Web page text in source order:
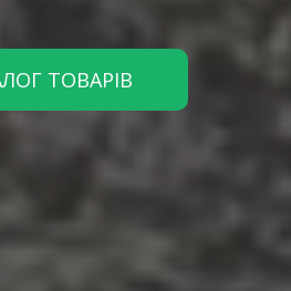
ТОВАРІВ